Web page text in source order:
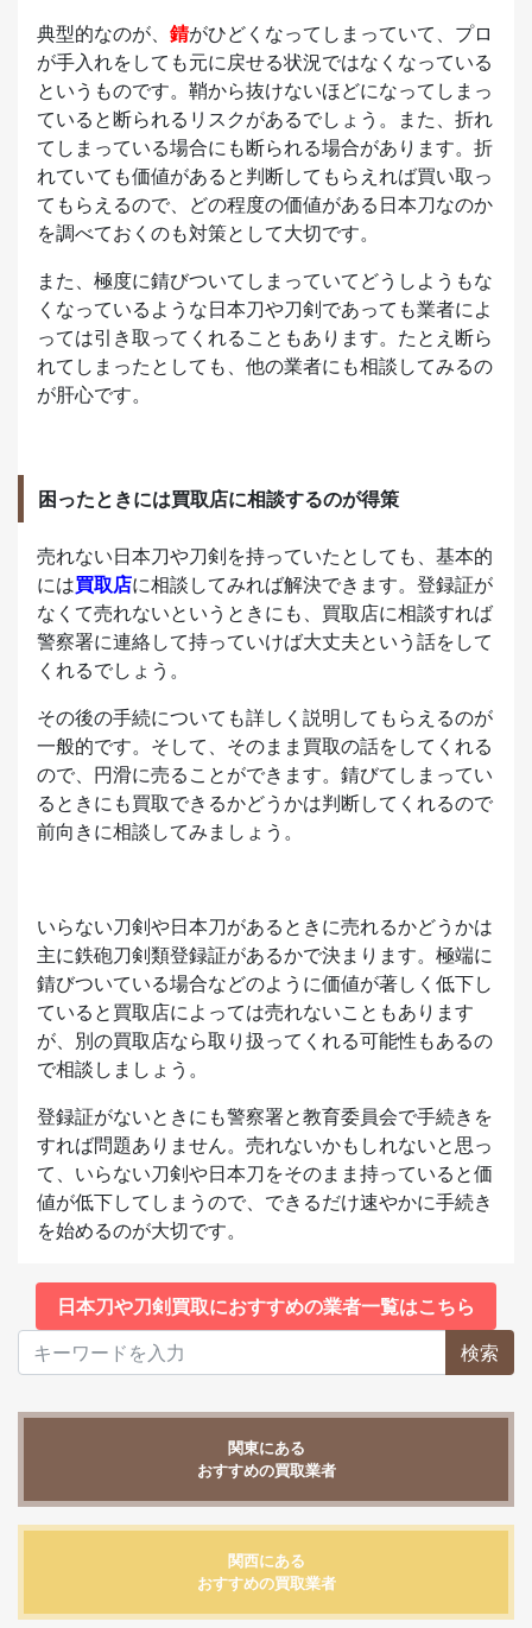
典型的なのが、 錆がひどくなってしまっていて、プロ
が手入れをしても元に戻せる状況ではなくなっている
というものです。鞘から抜けないほどになってしまっ
ていると断られるリスクがあるでしょう。また、折れ
てしまっている場合にも断られる場合があります。折
れていても価値があると判断してもらえれば買い取っ
てもらえるので、どの程度の価値がある日本刀なのか
を調べておくのも対策として大切です。
また、極度に錆びついてしまっていてどうしようもな
くなっているような日本刀や刀剣であっても業者によ
っては引き取ってくれることもあります。たとえ断ら
れてしまったとしても、他の業者にも相談してみるの
が肝心です。
困ったときには買取店に相談するのが得策
売れない日本刀や刀剣を持っていたとしても、基本的
には買取店に相談してみれば解決できます。登録証が
なくて売れないというときにも、買取店に相談すれば
警察署に連絡して持っていけば大丈夫という話をして
くれるでしょう。
その後の手続についても詳しく説明してもらえるのが
一般的です。そして、そのまま買取の話をしてくれる
ので、円滑に売ることができます。錆びてしまってい
るときにも買取できるかどうかは判断してくれるので
前向きに相談してみましょう。
いらない刀剣や日本刀があるときに売れるかどうかは
主に鉄砲刀剣類登録証があるかで決まります。極端に
錆びついている場合などのように価値が著しく低下し
ていると買取店によっては売れないこともあります
が、別の買取店なら取り扱ってくれる可能性もあるの
で相談しましょう。
登録証がないときにも警察署と教育委員会で手続きを
すれば問題ありません。売れないかもしれないと思っ
て、いらない刀剣や日本刀をそのまま持っていると価
値が低下してしまうので、できるだけ速やかに手続き
を始めるのが大切です。
日本刀や刀剣買取におすすめの業者一覧はこちら
検索
関東にある
おすすめの買取業者
関西にある
おすすめの買取業者